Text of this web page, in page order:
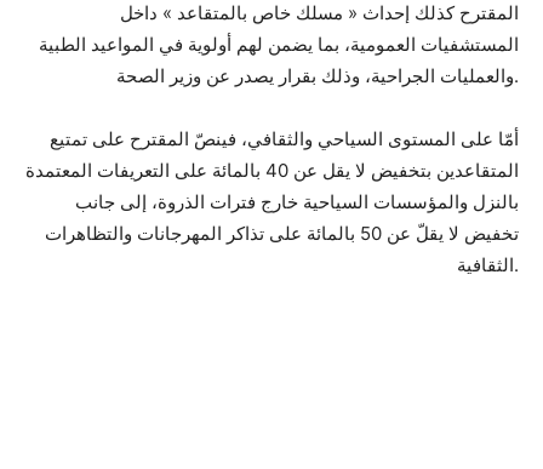
المقترح كذلك إحداث « مسلك خاص بالمتقاعد » داخل
المستشفيات العمومية، بما يضمن لهم أولوية في المواعيد الطبية
والعمليات الجراحية، وذلك بقرار يصدر عن وزير الصحة.
أمّا على المستوى السياحي والثقافي، فينصّ المقترح على تمتيع
المتقاعدين بتخفيض لا يقل عن 40 بالمائة على التعريفات المعتمدة
بالنزل والمؤسسات السياحية خارج فترات الذروة، إلى جانب
تخفيض لا يقلّ عن 50 بالمائة على تذاكر المهرجانات والتظاهرات
الثقافية.